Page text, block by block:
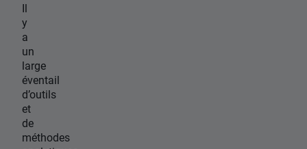
Il
y
a
un
large
éventail
d’outils
et
de
méthodes